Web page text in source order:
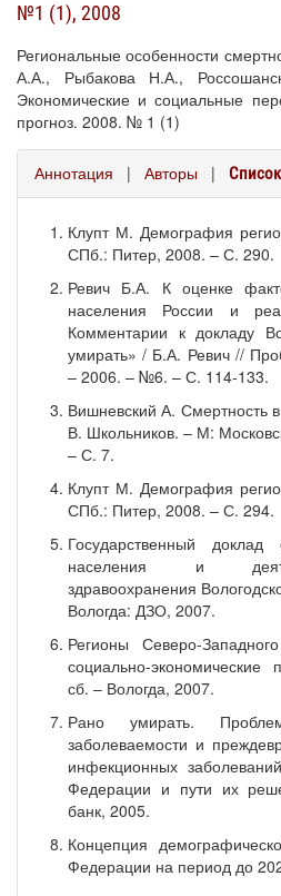
№1 (1), 2008
Региональные особенности
А.А., Рыбакова Н.А.,
Экономические и социальные
прогноз. 2008. № 1 (1)
Аннотация | Авторы |
Клупт М. Демография
СПб.: Питер, 2008. – С. 290.
Ревич Б.А. К оценке
населения России и
Комментарии к докладу
умирать» / Б.А. Ревич //
– 2006. – №6. – С. 114-133.
Вишневский А. Смертность
В. Школьников. – М:
– С. 7.
Клупт М. Демография
СПб.: Питер, 2008. – С. 294.
Государственный
населения и
здравоохранения
Вологда: ДЗО, 2007.
Регионы Северо-
социально-экономические
сб. – Вологда, 2007.
Рано умирать.
заболеваемости и
инфекционных
Федерации и пути их
банк, 2005.
Концепция
Федерации на период до